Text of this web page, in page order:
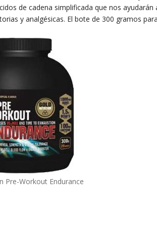
de cadena simplificada que nos ayudarán
y analgésicas. El bote de 300 gramos
Pre-Workout Endurance